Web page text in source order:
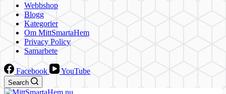
Webbshop
Blogg
Kategorier
Om MittSmartaHem
Privacy Policy
Samarbete
Facebook YouTube
Search